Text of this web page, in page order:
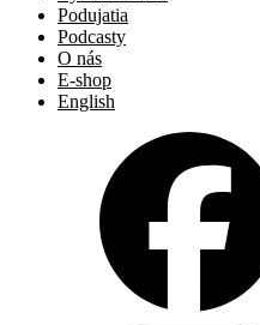
Podujatia
Podcasty
O nás
E-shop
English